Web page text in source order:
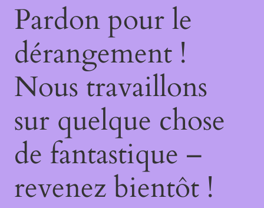
Pardon pour le
dérangement !
Nous travaillons
sur quelque chose
de fantastique –
revenez bientôt !